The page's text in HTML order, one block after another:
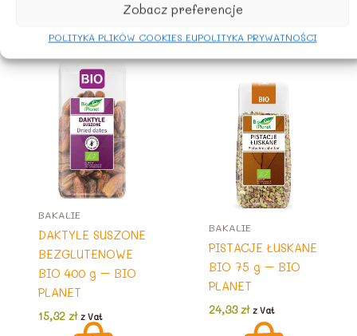
Zobacz preferencje
POLITYKA PLIKÓW COOKIES EUPOLITYKA PRYWATNOŚCI
Podobne produkty
BAKALIE
DAKTYLE SUSZONE
BEZGLUTENOWE
BIO 400 g – BIO
PLANET
15,32 zł z Vat
BAKALIE
PISTACJE ŁUSKANE
BIO 75 g – BIO
PLANET
24,33zł z Vat